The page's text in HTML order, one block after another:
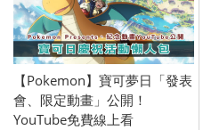
【Pokemon】寶可夢日「發表
會、限定動畫」公開！
YouTube免費線上看